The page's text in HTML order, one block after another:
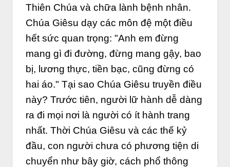
Thiên Chúa và chữa lành bệnh nhân.
Chúa Giêsu dạy các môn đệ một điều
hết sức quan trọng: "Anh em đừng
mang gì đi đường, đừng mang gậy, bao
bị, lương thực, tiền bạc, cũng đừng có
hai áo." Tại sao Chúa Giêsu truyền điều
này? Trước tiên, người lữ hành dễ dàng
ra đi mọi nơi là người có ít hành trang
nhất. Thời Chúa Giêsu và các thế kỷ
đầu, con người chưa có phương tiện di
chuyển như bây giờ, cách phổ thông